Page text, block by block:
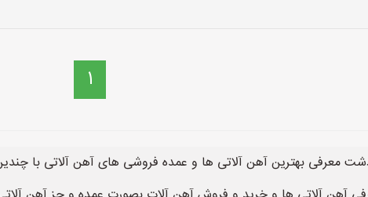
1
معرفی بهترین آهن آلاتی ها و عمده فروشی های آهن آلاتی با